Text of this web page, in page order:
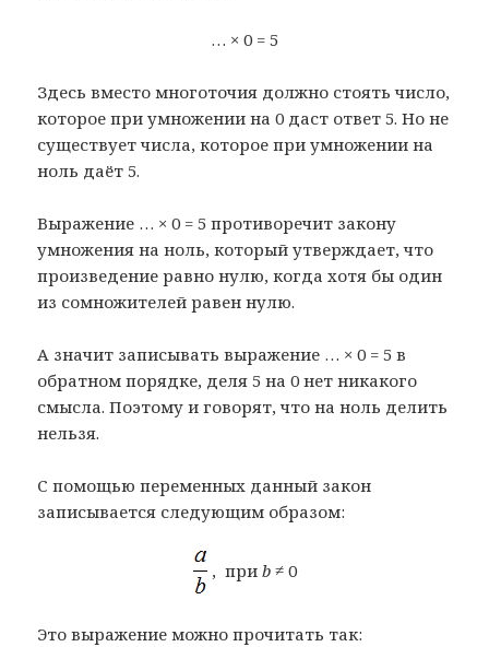
… × 0 = 5
Здесь вместо многоточия должно стоять число,
которое при умножении на 0 даст ответ 5. Но не
существует числа, которое при умножении на
ноль даёт 5.
Выражение … × 0 = 5 противоречит закону
умножения на ноль, который утверждает, что
произведение равно нулю, когда хотя бы один
из сомножителей равен нулю.
А значит записывать выражение … × 0 = 5 в
обратном порядке, деля 5 на 0 нет никакого
смысла. Поэтому и говорят, что на ноль делить
нельзя.
С помощью переменных данный закон
записывается следующим образом:
, при b≠ 0
Это выражение можно прочитать так: